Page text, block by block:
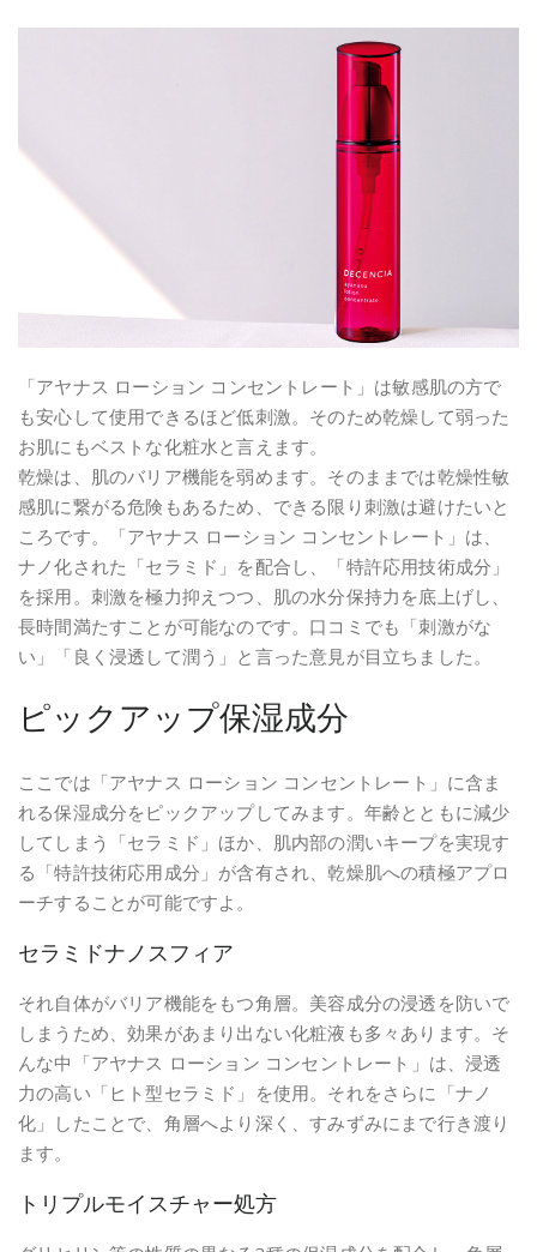
「アヤナス ローション コンセントレート」は敏感肌の方で
も安心して使用できるほど低刺激。そのため乾燥して弱った
お肌にもベストな化粧水と言えます。
乾燥は、肌のバリア機能を弱めます。そのままでは乾燥性敏
感肌に繋がる危険もあるため、できる限り刺激は避けたいと
ころです。「アヤナス ローション コンセントレート」は、
ナノ化された「セラミド」を配合し、「特許応用技術成分」
を採用。刺激を極力抑えつつ、肌の水分保持力を底上げし、
長時間満たすことが可能なのです。口コミでも「刺激がな
い」「良く浸透して潤う」と言った意見が目立ちました。
ピックアップ保湿成分
ここでは「アヤナス ローション コンセントレート」に含ま
れる保湿成分をピックアップしてみます。年齢とともに減少
してしまう「セラミド」ほか、肌内部の潤いキープを実現す
る「特許技術応用成分」が含有され、乾燥肌への積極アプロ
ーチすることが可能ですよ。
セラミドナノスフィア
それ自体がバリア機能をもつ角層。美容成分の浸透を防いで
しまうため、効果があまり出ない化粧液も多々あります。そ
んな中「アヤナス ローション コンセントレート」は、浸透
力の高い「ヒト型セラミド」を使用。それをさらに「ナノ
化」したことで、角層へより深く、すみずみにまで行き渡り
ます。
トリプルモイスチャー処方